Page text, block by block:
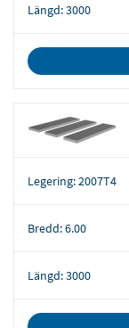
Längd:3000
Legering:2007T4
Bredd:6.00
Längd:3000